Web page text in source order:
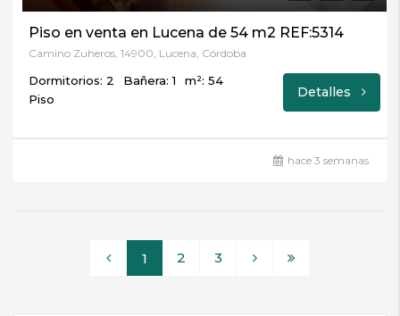
Piso en venta en Lucena de 54 m2 REF:5314
Camino Zuheros, 14900, Lucena, Córdoba
Dormitorios: 2 Bañera: 1
m²: 54
Piso
Detalles
hace 3 semanas
1 2 3